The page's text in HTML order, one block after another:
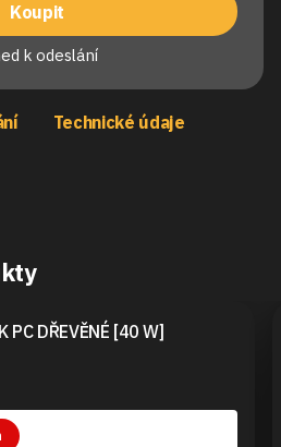
Koupit
k odeslání
Technické údaje
PC DŘEVĚNÉ [40 W]